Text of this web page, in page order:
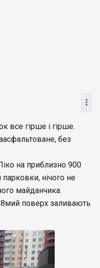

все гірше і гірше.
без
на приблизно 900
нічого не
майданчика.
поверх заливають